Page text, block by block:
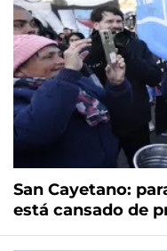
San Cayetano:
está cansado de